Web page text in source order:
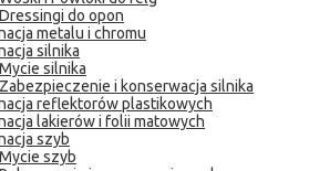
Dressingi do opon
metalu i chromu
silnika
Mycie silnika
Zabezpieczenie i konserwacja silnika
reflektorów plastikowych
lakierów i folii matowych
szyb
Mycie szyb